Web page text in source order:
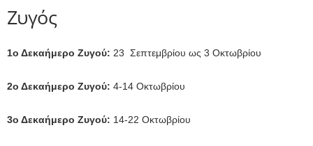
Ζυγός
1ο Δεκαήμερο Ζυγού: 23 Σεπτεμβρίου ως 3 Οκτωβρίου
2ο Δεκαήμερο Ζυγού: 4-14 Οκτωβρίου
3ο Δεκαήμερο Ζυγού: 14-22 Οκτωβρίου